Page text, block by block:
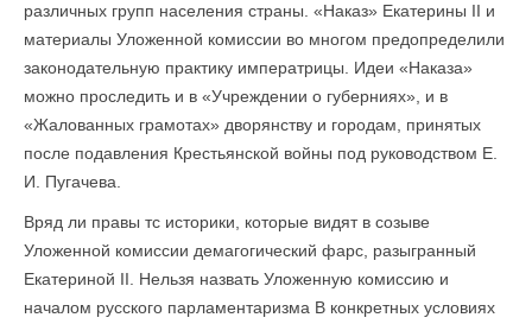
различных групп населения страны. «Наказ» Екатерины II и
материалы Уложенной комиссии во многом предопределили
законодательную практику императрицы. Идеи «Наказа»
можно проследить и в «Учреждении о губерниях», и в
«Жалованных грамотах» дворянству и городам, принятых
после подавления Крестьянской войны под руководством Е.
И. Пугачева.
Вряд ли правы тс историки, которые видят в созыве
Уложенной комиссии демагогический фарс, разыгранный
Екатериной II. Нельзя назвать Уложенную комиссию и
началом русского парламентаризма В конкретных условиях